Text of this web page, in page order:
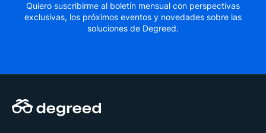
Quiero suscribirme al boletín mensual con perspectivas
exclusivas, los próximos eventos y novedades sobre las
soluciones de Degreed.